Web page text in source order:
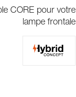
CORE pour votre
lampe frontale